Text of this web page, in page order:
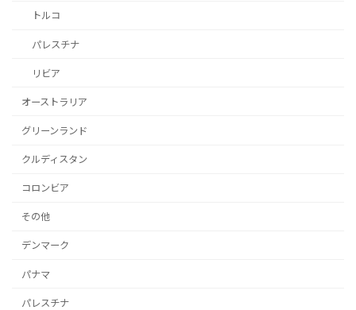
トルコ
パレスチナ
リビア
オーストラリア
グリーンランド
クルディスタン
コロンビア
その他
デンマーク
パナマ
パレスチナ